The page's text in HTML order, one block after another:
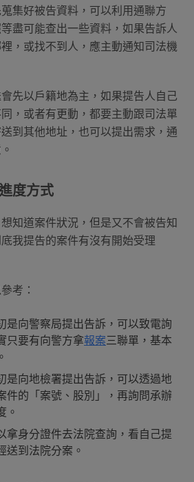
集好被告資料，可以利用通聯方
盡可能查出一些資料，如果告訴人
，或找不到人，應主動通知司法機
先以戶籍地為主，如果提告人自己
，或者有更動，都要主動跟司法單
到其他地址，也可以提出需求，通
度方式
知道案件狀況，但是又不會被告知
我提告的案件有沒有開始受理
考：
是向警察局提出告訴，可以致電詢
只要有向警方拿報案三聯單，基本
是向地檢署提出告訴，可以透過地
件的「案號、股別」，再詢問承辦
。
拿身分證件去法院查詢，看自己提
送到法院分案。